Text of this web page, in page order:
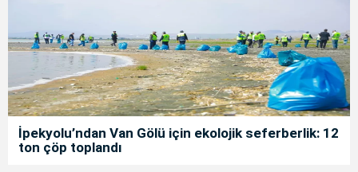
İpekyolu’ndan Van Gölü için ekolojik seferberlik: 12
ton çöp toplandı